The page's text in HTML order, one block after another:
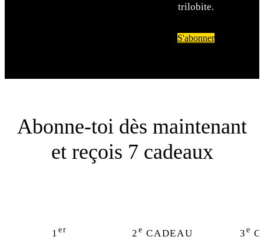
trilobite.
S'abonner
Abonne-toi dès maintenant
et reçois 7 cadeaux
1er 2e CADEAU 3e